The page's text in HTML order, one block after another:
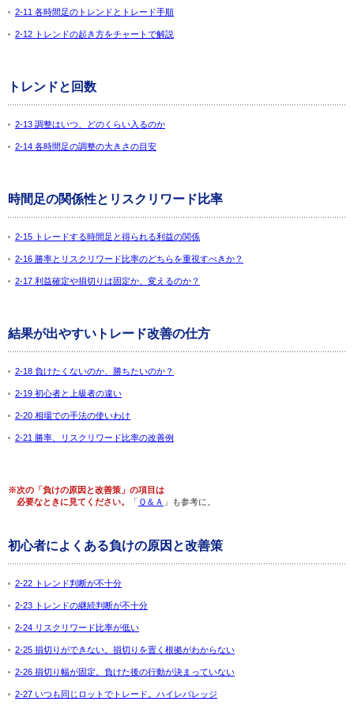
2-11 各時間足のトレンドとトレード手順
2-12 トレンドの起き方をチャートで解説
トレンドと回数
2-13 調整はいつ、どのくらい入るのか
2-14 各時間足の調整の大きさの目安
時間足の関係性とリスクリワード比率
2-15 トレードする時間足と得られる利益の関係
2-16 勝率とリスクリワード比率のどちらを重視すべきか？
2-17 利益確定や損切りは固定か、変えるのか？
結果が出やすいトレード改善の仕方
2-18 負けたくないのか、勝ちたいのか？
2-19 初心者と上級者の違い
2-20 相場での手法の使いわけ
2-21 勝率、リスクリワード比率の改善例
※次の「負けの原因と改善策」の項目は
必要なときに見てください。
「 Ｑ＆Ａ 」も参考に。
初心者によくある負けの原因と改善策
2-22 トレンド判断が不十分
2-23 トレンドの継続判断が不十分
2-24 リスクリワード比率が低い
2-25 損切りができない。損切りを置く根拠がわからない
2-26 損切り幅が固定。負けた後の行動が決まっていない
2-27 いつも同じロットでトレード。ハイレバレッジ